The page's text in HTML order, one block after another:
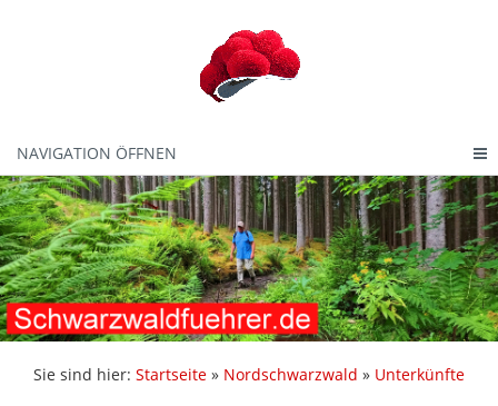
NAVIGATION ÖFFNEN
Sie sind hier: Startseite » Nordschwarzwald » Unterkünfte